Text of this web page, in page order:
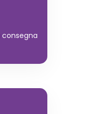
consegna